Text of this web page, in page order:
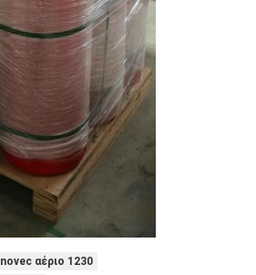
novec αέριο 1230